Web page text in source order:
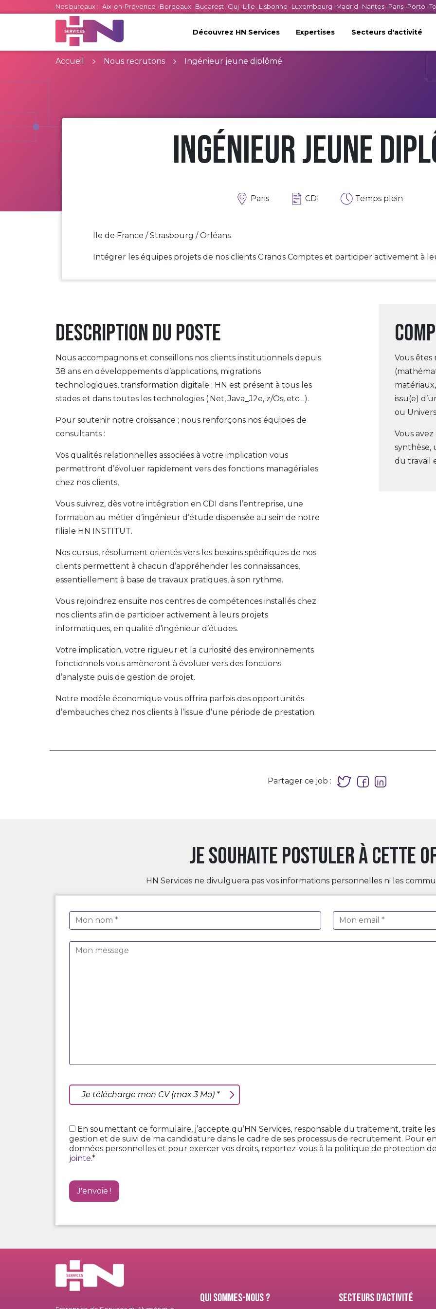
Nos bureaux : Aix-en-Provence -Bordeaux -Bucarest -Cluj -Lille -Lisbonne -Luxembourg -Madrid -Nantes -Paris -Porto -
Découvrez HN Services Expertises Secteurs d'activité
Accueil Nous recrutons Ingénieur jeune diplômé
Ingénieur jeune
Paris CDI Temps plein
Ile de France / Strasbourg / Orléans
Intégrer les équipes projets de nos clients Grands Comptes et participer activement à
Description du poste
Nous accompagnons et conseillons nos clients institutionnels depuis
38 ans en développements d’applications, migrations
technologiques, transformation digitale ; HN est présent à tous les
stades et dans toutes les technologies (.Net, Java_J2e, z/Os, etc…).
Pour soutenir notre croissance ; nous renforçons nos équipes de
consultants :
Vos qualités relationnelles associées à votre implication vous
permettront d’évoluer rapidement vers des fonctions managériales
chez nos clients,
Vous suivrez, dès votre intégration en CDI dans l’entreprise, une
formation au métier d’ingénieur d’étude dispensée au sein de notre
filiale HN INSTITUT.
Nos cursus, résolument orientés vers les besoins spécifiques de nos
clients permettent à chacun d’appréhender les connaissances,
essentiellement à base de travaux pratiques, à son rythme.
Vous rejoindrez ensuite nos centres de compétences installés chez
nos clients afin de participer activement à leurs projets
informatiques, en qualité d’ingénieur d’études.
Votre implication, votre rigueur et la curiosité des environnements
fonctionnels vous amèneront à évoluer vers des fonctions
d’analyste puis de gestion de projet.
Notre modèle économique vous offrira parfois des opportunités
d’embauches chez nos clients à l’issue d’une période de prestation.
Vous
issu(e)
ou
Vous
synthèse,
du travail
Partager ce job :
Je souhaite postuler à cette
HN Services ne divulguera pas vos informations personnelles ni les
Je télécharge mon CV (max 3 Mo) *
En soumettant ce formulaire, j’accepte qu’HN Services, responsable du traitement, traite
gestion et de suivi de ma candidature dans le cadre de ses processus de recrutement. Pour
données personnelles et pour exercer vos droits, reportez-vous à la politique de protection
jointe.*
Qui sommes-nous ? Secteurs d’activité